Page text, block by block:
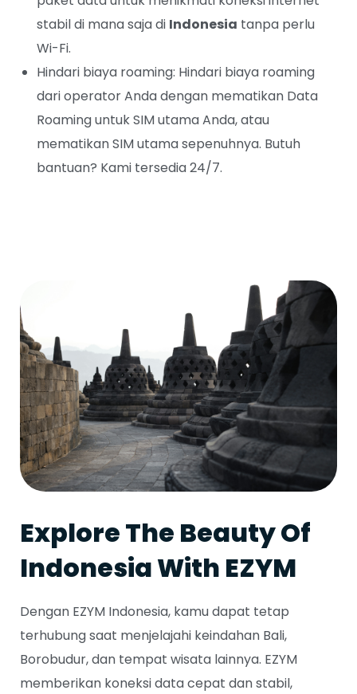
stabil di mana saja di Indonesia tanpa perlu
Wi-Fi.
Hindari biaya roaming: Hindari biaya roaming
dari operator Anda dengan mematikan Data
Roaming untuk SIM utama Anda, atau
mematikan SIM utama sepenuhnya. Butuh
bantuan? Kami tersedia 24/7.
Explore The Beauty Of
Indonesia With EZYM
Dengan EZYM Indonesia, kamu dapat tetap
terhubung saat menjelajahi keindahan Bali,
Borobudur, dan tempat wisata lainnya. EZYM
memberikan koneksi data cepat dan stabil,